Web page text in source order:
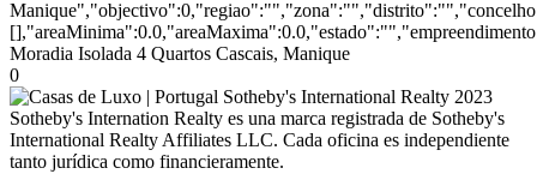
Moradia Isolada 4 Quartos Cascais, Manique
0
2023
Sotheby's Internation Realty es una marca registrada de Sotheby's
International Realty Affiliates LLC. Cada oficina es independiente
tanto jurídica como financieramente.